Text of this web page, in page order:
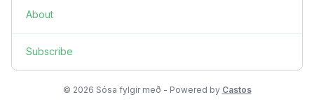
About
Subscribe
© 2026 Sósa fylgir með - Powered by Castos